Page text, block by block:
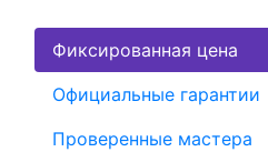
Фиксированная цена
Официальные гарантии
Проверенные мастера